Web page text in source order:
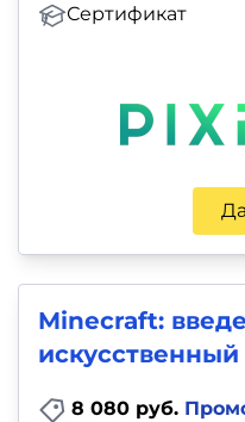
Сертификат
Minecraft:
8 080 руб.